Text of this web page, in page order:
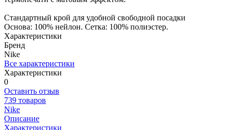
Стандартный крой для удобной свободной посадки
Основа: 100% нейлон. Сетка: 100% полиэстер.
Характеристики
Бренд
Nike
Все характеристики
Характеристики
0
Оставить отзыв
739 товаров
Nike
Описание
Характеристики